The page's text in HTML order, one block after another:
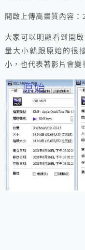
開啟上傳高畫質內容：
大家可以明顯看到開
量大小就跟原始的很
小，也代表著影片會變